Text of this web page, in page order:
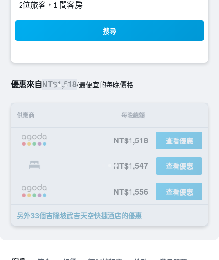
2位旅客，1 間客房
搜尋
優惠來自NT$1,518/最便宜的每晚價格
供應商 每晚總額
NT$1,518 查看優惠
NT$1,547 查看優惠
NT$1,556 查看優惠
另外33個吉隆坡武吉天空快捷酒店​的優惠